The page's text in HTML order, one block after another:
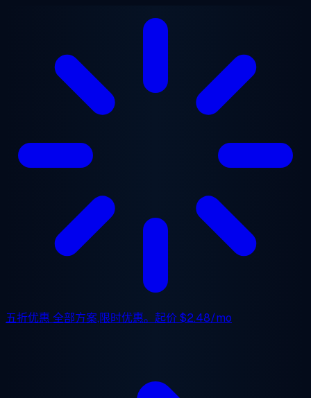
五折优惠 全部方案,限时优惠。起价$2.48/mo